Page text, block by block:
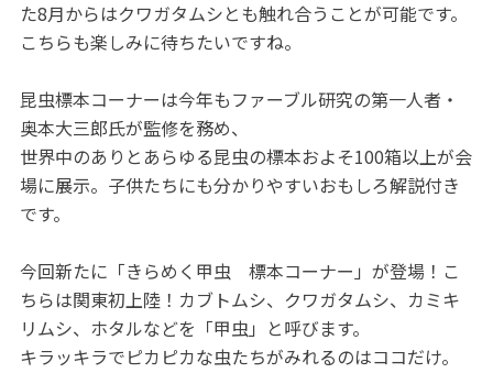
た8月からはクワガタムシとも触れ合うことが可能です。
こちらも楽しみに待ちたいですね。
昆虫標本コーナーは今年もファーブル研究の第一人者・
奥本大三郎氏が監修を務め、
世界中のありとあらゆる昆虫の標本およそ100箱以上が会
場に展示。子供たちにも分かりやすいおもしろ解説付き
です。
今回新たに「きらめく甲虫 標本コーナー」が登場！こ
ちらは関東初上陸！カブトムシ、クワガタムシ、カミキ
リムシ、ホタルなどを「甲虫」と呼びます。
キラッキラでピカピカな虫たちがみれるのはココだけ。